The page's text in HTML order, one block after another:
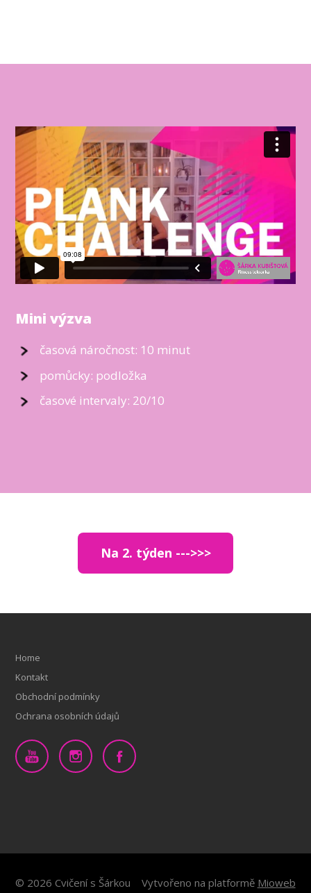
Mini výzva
časová náročnost: 10 minut
pomůcky: podložka
časové intervaly: 20/10
Na 2. týden --->>>
Home
Kontakt
Obchodní podmínky
Ochrana osobních údajů
© 2026 Cvičení s Šárkou Vytvořeno na platformě Mioweb